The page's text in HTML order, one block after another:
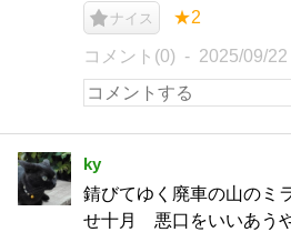
ナイス ★2
コメント(0) 2025/09/22
ky
錆びてゆく廃車の山のミ
せ十月 悪口をいいあう